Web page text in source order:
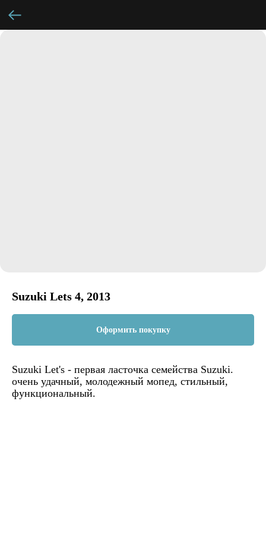
Suzuki Lets 4, 2013
Оформить покупку
Suzuki Let's - первая ласточка семейства Suzuki.
очень удачный, молодежный мопед, стильный,
функциональный.